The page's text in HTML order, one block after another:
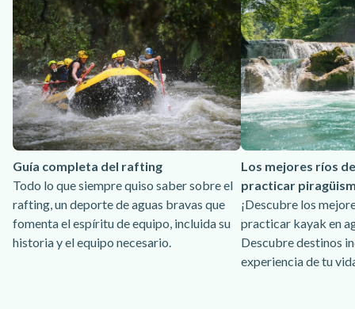
Guía completa del rafting
Todo lo que siempre quiso saber sobre el
rafting, un deporte de aguas bravas que
fomenta el espíritu de equipo, incluida su
historia y el equipo necesario.
Los mejores ríos
practicar
¡Descubre los
practicar kayak en
Descubre destinos
experiencia de tu